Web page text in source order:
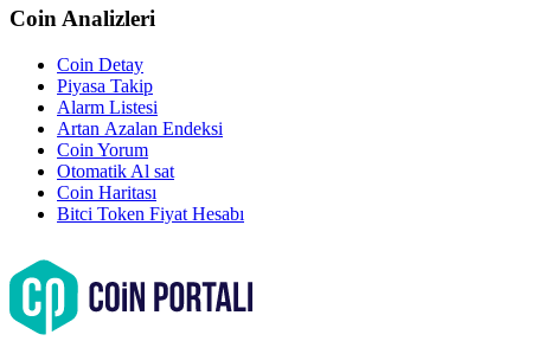
Coin Analizleri
Coin Detay
Piyasa Takip
Alarm Listesi
Artan Azalan Endeksi
Coin Yorum
Otomatik Al sat
Coin Haritası
Bitci Token Fiyat Hesabı